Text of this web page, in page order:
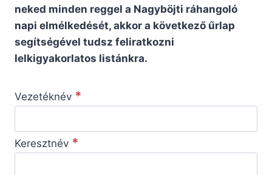
neked minden reggel a Nagyböjti ráhangoló
napi elmélkedését, akkor a következő űrlap
segítségével tudsz feliratkozni
lelkigyakorlatos listánkra.
Vezetéknév *
Keresztnév *